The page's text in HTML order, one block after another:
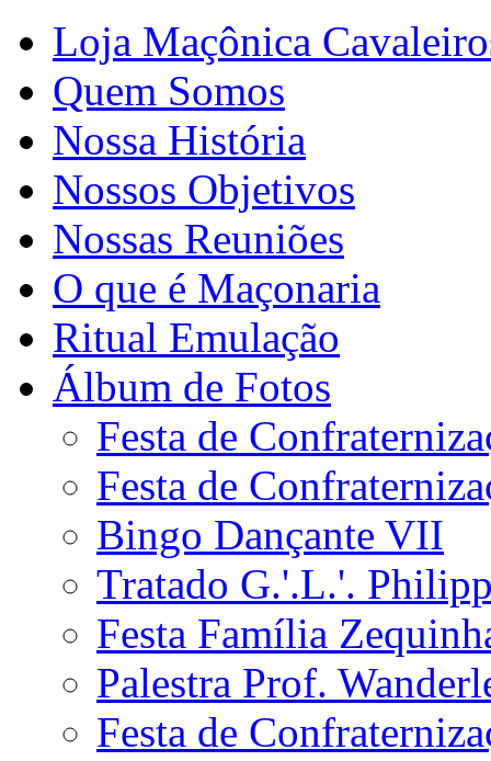
Loja Maçônica
Quem Somos
Nossa História
Nossos Objetivos
Nossas Reuniões
O que é Maçonaria
Ritual Emulação
Álbum de Fotos
Festa de
Festa de
Bingo Dançante VII
Tratado G.'.L.'.
Festa Família
Palestra Prof.
Festa de